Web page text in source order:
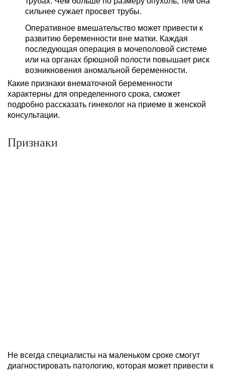
сильнее сужает просвет трубы.
Оперативное вмешательство может привести к
развитию беременности вне матки. Каждая
последующая операция в мочеполовой системе
или на органах брюшной полости повышает риск
возникновения аномальной беременности.
Какие признаки внематочной беременности
характерны для определенного срока, сможет
подробно рассказать гинеколог на приеме в женской
консультации.
Признаки
Не всегда специалисты на маленьком сроке смогут
диагностировать патологию, которая может привести к